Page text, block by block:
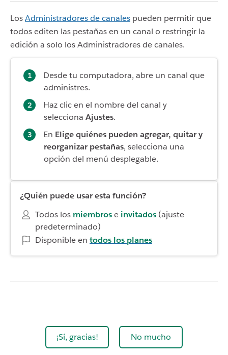
LosAdministradores de canales pueden permitir que
todos editen las pestañas en un canal o restringir la
edición a solo los Administradores de canales.
Desde tu computadora, abre un canal que
administres.
Haz clic en el nombre del canal y
selecciona Ajustes.
En Elige quiénes pueden agregar, quitar y
reorganizar pestañas, selecciona una
opción del menú desplegable.
¿Quién puede usar esta función?
Todos los miembrose invitados (ajuste
predeterminado)
Disponible en todos los planes
¡Sí, gracias! No mucho